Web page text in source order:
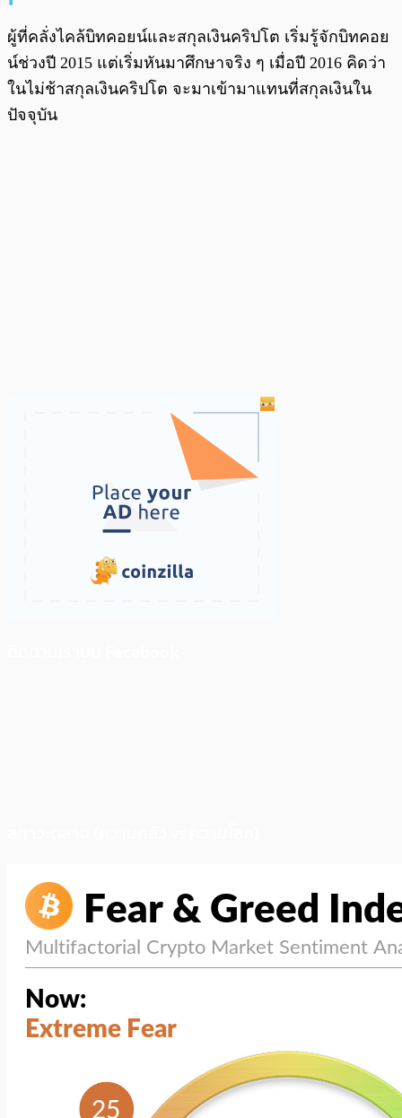
ผู้ที่คลั่งไคล้บิทคอยน์และสกุลเงินคริปโต เริ่มรู้จักบิทคอย
น์ช่วงปี 2015 แต่เริ่มหันมาศึกษาจริง ๆ เมื่อปี 2016 คิดว่า
ในไม่ช้าสกุลเงินคริปโต จะมาเข้ามาแทนที่สกุลเงินใน
ปัจจุบัน